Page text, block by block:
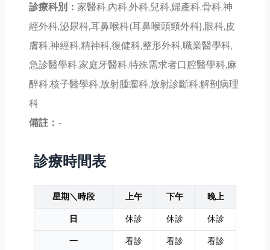
診療科別： 家醫科,內科,外科,兒科,婦產科,骨科,神
經外科,泌尿科,耳鼻喉科(耳鼻喉頭頸外科),眼科,皮
膚科,神經科,精神科,復健科,整形外科,職業醫學科,
急診醫學科,家庭牙醫科,特殊需求者口腔醫學科,麻
醉科,核子醫學科,放射腫瘤科,放射診斷科,解剖病理
科
備註： -
診療時間表
星期＼時段 上午 下午
晚上
日
休診 休診
休診
一
看診 看診
看診